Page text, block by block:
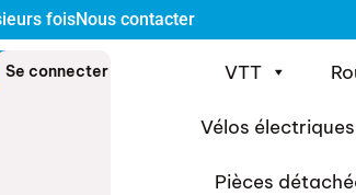
foisNous contacter
Se connecter VTT
Vélos électriques
Pièces